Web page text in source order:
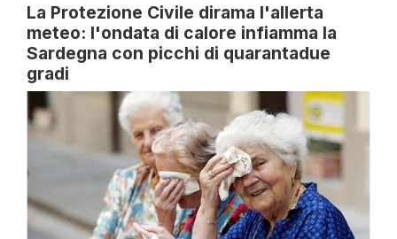
La Protezione Civile dirama l'allerta
meteo: l'ondata di calore infiamma la
Sardegna con picchi di quarantadue
gradi